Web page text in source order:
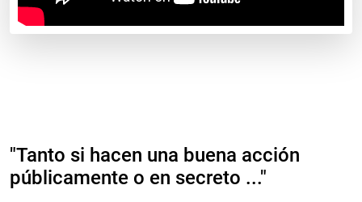
"Tanto si hacen una buena acción
públicamente o en secreto ..."